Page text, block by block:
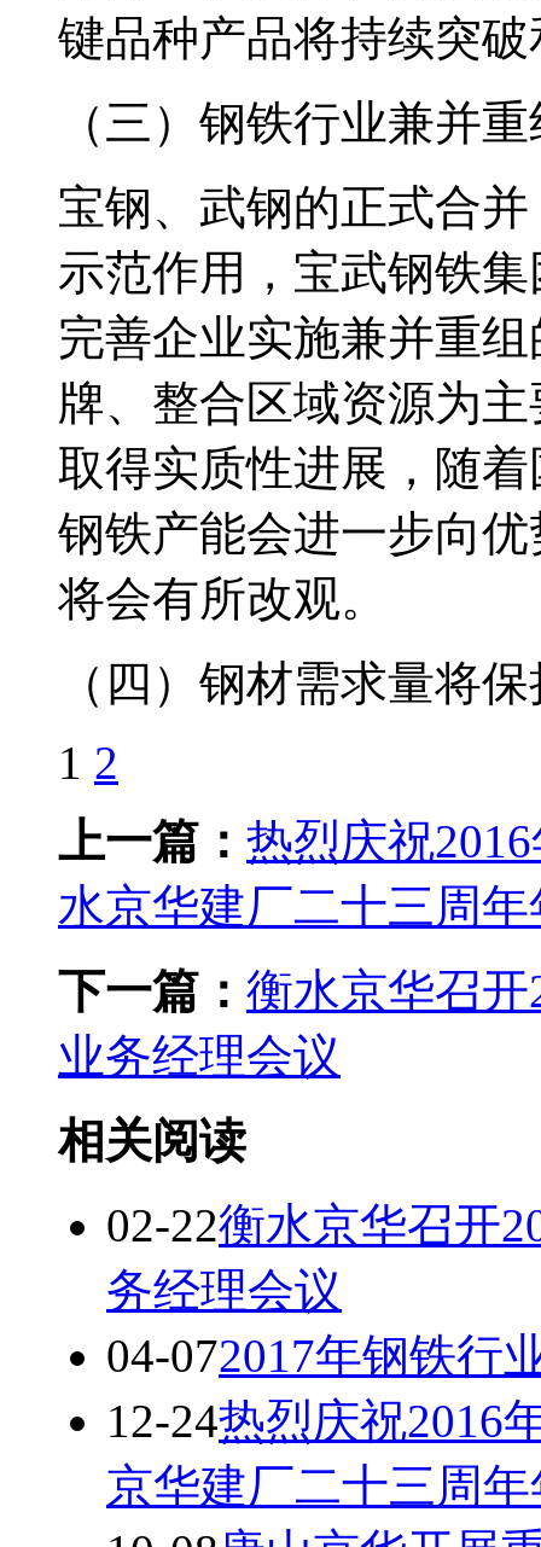
键品种产品将持续突
（三）钢铁行业兼并
宝钢、武钢的正式合
示范作用，宝武钢铁
完善企业实施兼并重
牌、整合区域资源为
取得实质性进展，随
钢铁产能会进一步向
将会有所改观。
（四）钢材需求量将
1 2
上一篇： 热烈庆祝
水京华建厂二十三周年
下一篇： 衡水京华召
业务经理会议
相关阅读
02-22衡水京华召开
务经理会议
04-072017年钢铁行
12-24热烈庆祝2016
京华建厂二十三周